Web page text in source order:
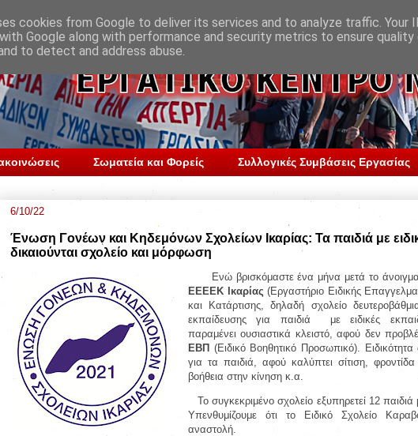
Σωματεία και Φορείς Συλλογικές Συμβάσεις Εργασίας
6/10/22
Ένωση Γονέων και Κηδεμόνων Σχολείων Ικαρίας: Τα παιδιά με
δικαιούνται σχολείο και μόρφωση
Ενώ βρισκόμαστε ένα μήνα μετά το
ΕΕΕΕΚ Ικαρίας (Εργαστήριο Ειδικής
και Κατάρτισης, δηλαδή σχολείο
εκπαίδευσης για παιδιά με ειδικές
παραμένει ουσιαστικά κλειστό, αφού δεν
ΕΒΠ (Ειδικό Βοηθητικό Προσωπικό).
για τα παιδιά, αφού καλύπτει σίτιση, φροντίδα
βοήθεια στην κίνηση κ.α.
Το συγκεκριμένο σχολείο εξυπηρετεί 12 παιδιά
Υπενθυμίζουμε ότι το Ειδικό Σχολείο
αναστολή.
cookies from Google to deliver its services and to analyze traffic. Your
Google along with performance and security metrics to ensure
to detect and address abuse.